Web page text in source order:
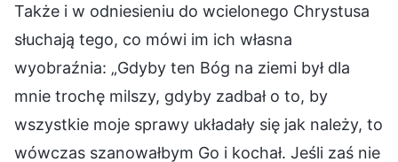
Także i w odniesieniu do wcielonego Chrystusa
słuchają tego, co mówi im ich własna
wyobraźnia: „Gdyby ten Bóg na ziemi był dla
mnie trochę milszy, gdyby zadbał o to, by
wszystkie moje sprawy układały się jak należy, to
wówczas szanowałbym Go i kochał. Jeśli zaś nie